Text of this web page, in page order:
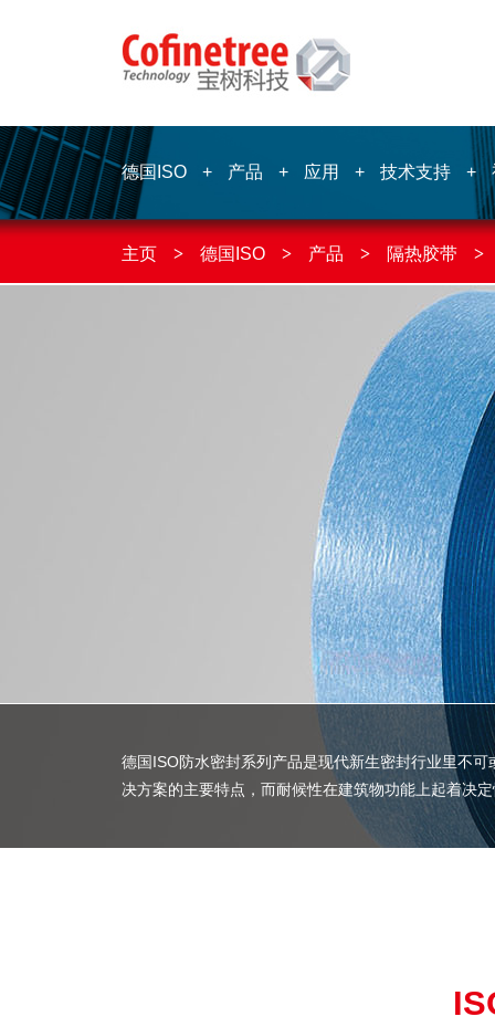
德国ISO + 产品 + 应用 + 技术支持 +
主页 > 德国ISO > 产品 > 隔热胶带 >
德国ISO防水密封系列产品是现代新生密封行业里不
决方案的主要特点，而耐候性在建筑物功能上起着决